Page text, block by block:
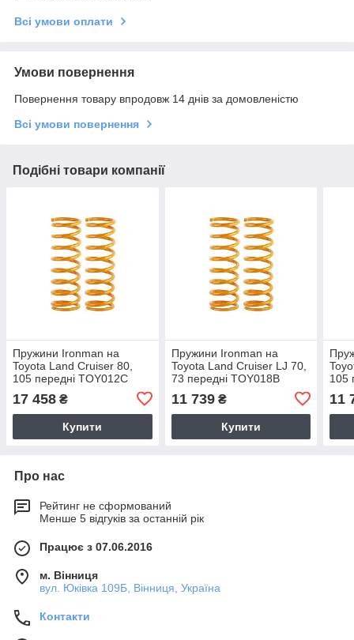
Всі умови оплати
Умови повернення
Повернення товару впродовж 14 днів за домовленістю
Всі умови повернення
Подібні товари компанії
Пружини Ironman на
Toyota Land Cruiser 80,
105 передні TOY012C
17 458 ₴
Купити
Пружини Ironman на
Toyota Land Cruiser LJ 70,
73 передні TOY018B
11 739₴
Купити
105
11
Про нас
Рейтинг не сформований
Менше 5 відгуків за останній рік
Працює з 07.06.2016
м. Вінниця
вул. Юківка 109Б, Вінниця, Україна
Контакти